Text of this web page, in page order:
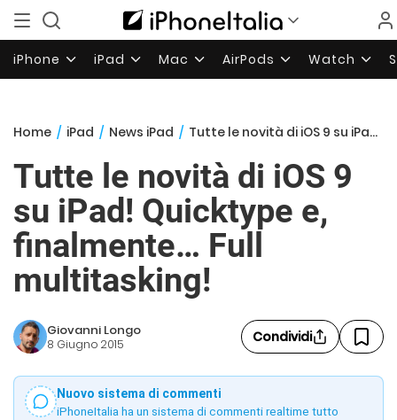
iPhone iPad Mac AirPods Watch
Home / iPad / News iPad / Tutte le novità di iOS 9 su iPad! Quicktype e, finalmente… Full multitasking!
Tutte le novità di iOS 9
su iPad! Quicktype e,
finalmente… Full
multitasking!
Giovanni Longo
8 Giugno 2015 Condividi
Nuovo sistema di commenti
iPhoneItalia ha un sistema di commenti realtime tutto